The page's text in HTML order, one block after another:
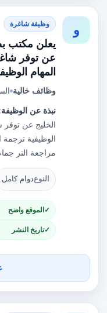
و وظيفة شاغرة
يعلن مكتب
عن توفر
المهام
وظائف خالية
نبذة عن
الخليج عن
الوظيفية ترجمة
مراجعة التر
النوعدوام كامل
الموقع واضح
تاريخ النشر